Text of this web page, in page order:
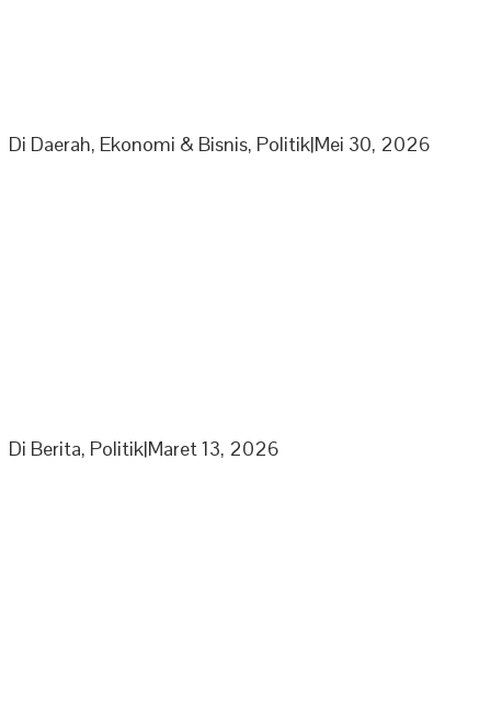
Di Daerah, Ekonomi & Bisnis, Politik|Mei 30, 2026
Di Berita, Politik|Maret 13, 2026